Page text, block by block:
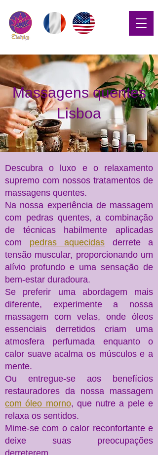
Massagens quentes
Lisboa
Descubra o luxo e o relaxamento
supremo com nossos tratamentos de
massagens quentes.
Na nossa experiência de massagem
com pedras quentes, a combinação
de técnicas habilmente aplicadas
com pedras aquecidas derrete a
tensão muscular, proporcionando um
alívio profundo e uma sensação de
bem-estar duradoura.
Se preferir uma abordagem mais
diferente, experimente a nossa
massagem com velas, onde óleos
essenciais derretidos criam uma
atmosfera perfumada enquanto o
calor suave acalma os músculos e a
mente.
Ou entregue-se aos benefícios
restauradores da nossa massagem
com óleo morno, que nutre a pele e
relaxa os sentidos.
Mime-se com o calor reconfortante e
deixe suas preocupações